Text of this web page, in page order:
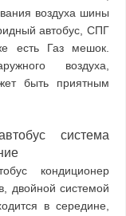
воздуха шины
автобус, СПГ
есть Газ мешок.
воздуха,
быть приятным
система
кондиционер
двойной системой
в середине,